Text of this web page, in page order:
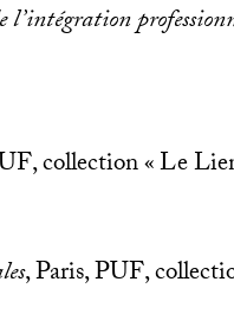
l’intégration
, collection «Le
, Paris,PUF,